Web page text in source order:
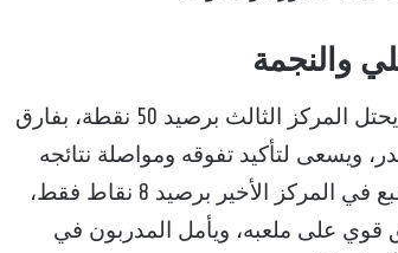
والنجمة
يستعد الأهلي لمواجهة النجمة بكل قوة، خاصة أنه يحتل المركز الثالث برصيد 50 نقطة، بفارق
ويسعى لتأكيد تفوقه ومواصلة نتائجه
الإيجابية، بينما يعاني النجمة من صعوبات كبيرة ويقبع في المركز الأخير برصيد 8 نقاط فقط،
قوي على ملعبه، ويأمل المدربون في